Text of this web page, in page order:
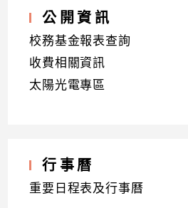
公開資訊
校務基金報表查詢
收費相關資訊
太陽光電專區
行事曆
重要日程表及行事曆